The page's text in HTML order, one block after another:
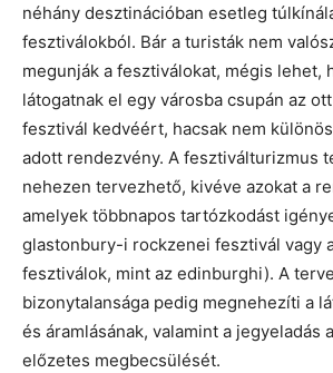
néhány desztinációban esetleg
fesztiválokból. Bár a turisták nem
megunják a fesztiválokat, mégis lehet,
látogatnak el egy városba csupán az
fesztivál kedvéért, hacsak nem
adott rendezvény. A fesztiválturizmus
nehezen tervezhető, kivéve azokat a
amelyek többnapos tartózkodást
glastonbury-i rockzenei fesztivál vagy
fesztiválok, mint az edinburghi). A
bizonytalansága pedig megnehezíti a
és áramlásának, valamint a jegyeladás
előzetes megbecsülését.